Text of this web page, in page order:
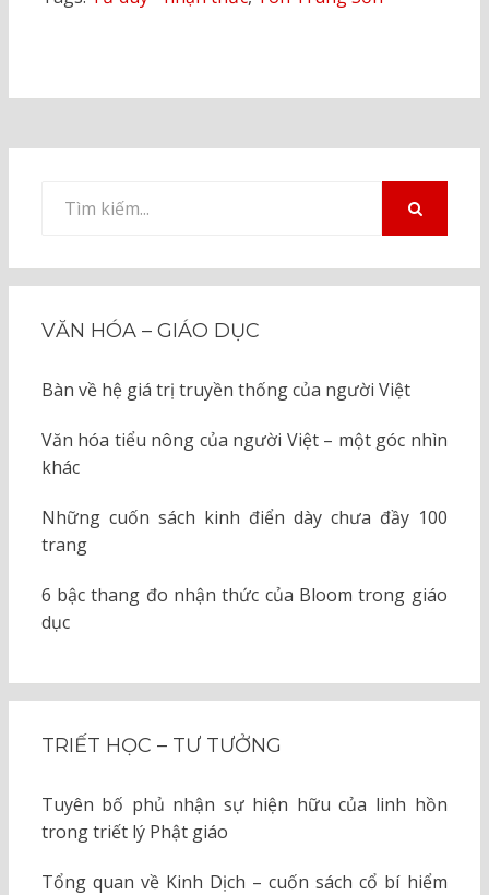
kiếm
VĂN HÓA – GIÁO DỤC
Bàn về hệ giá trị truyền thống của người Việt
Văn hóa tiểu nông của người Việt – một góc nhìn
khác
Những cuốn sách kinh điển dày chưa đầy 100
trang
6 bậc thang đo nhận thức của Bloom trong giáo
dục
TRIẾT HỌC – TƯ TƯỞNG
Tuyên bố phủ nhận sự hiện hữu của linh hồn
trong triết lý Phật giáo
Tổng quan về Kinh Dịch – cuốn sách cổ bí hiểm